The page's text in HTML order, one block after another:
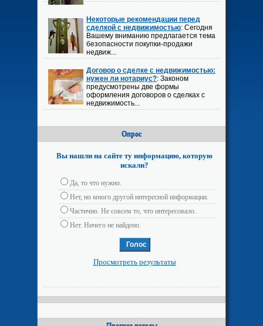
Некоторые рекомендации перед
сделкой с недвижимостью: Сегодня
Вашему вниманию предлагается тема
безопасности покупки-продажи
недвиж...
Договор о сделке с недвижимостью:
нужен ли нотариус?: Законом
предусмотрены две формы
оформления договоров о сделках с
недвижимость...
Опрос
Вы нашли на сайте ту информацию, которую
искали?
Да, то что нужно.
Нет, но много другой интересной информации.
Частично. Не совсем то, что интересовало.
Нет. Ничего не найдено.
Просмотреть результаты